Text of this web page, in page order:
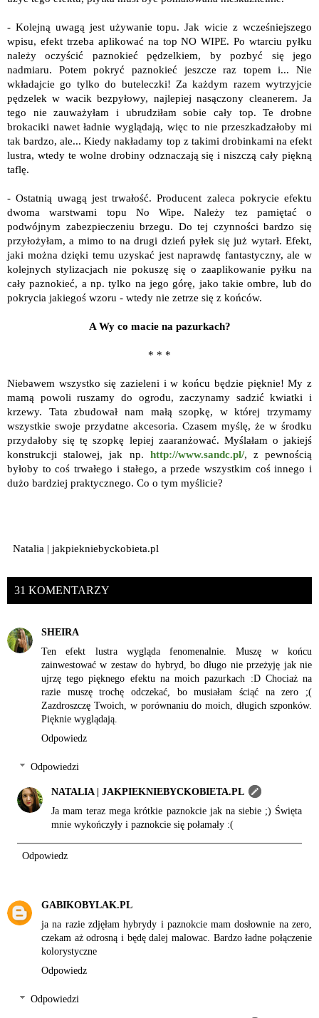
- Kolejną uwagą jest używanie topu. Jak wicie z wcześniejszego
wpisu, efekt trzeba aplikować na top NO WIPE. Po wtarciu pyłku
należy oczyścić paznokieć pędzelkiem, by pozbyć się jego
nadmiaru. Potem pokryć paznokieć jeszcze raz topem i... Nie
wkładajcie go tylko do buteleczki! Za każdym razem wytrzyjcie
pędzelek w wacik bezpyłowy, najlepiej nasączony cleanerem. Ja
tego nie zauważyłam i ubrudziłam sobie cały top. Te drobne
brokaciki nawet ładnie wyglądają, więc to nie przeszkadzałoby mi
tak bardzo, ale... Kiedy nakładamy top z takimi drobinkami na efekt
lustra, wtedy te wolne drobiny odznaczają się i niszczą cały piękną
taflę.
- Ostatnią uwagą jest trwałość. Producent zaleca pokrycie efektu
dwoma warstwami topu No Wipe. Należy tez pamiętać o
podwójnym zabezpieczeniu brzegu. Do tej czynności bardzo się
przyłożyłam, a mimo to na drugi dzień pyłek się już wytarł. Efekt,
jaki można dzięki temu uzyskać jest naprawdę fantastyczny, ale w
kolejnych stylizacjach nie pokuszę się o zaaplikowanie pyłku na
cały paznokieć, a np. tylko na jego górę, jako takie ombre, lub do
pokrycia jakiegoś wzoru - wtedy nie zetrze się z końców.
A Wy co macie na pazurkach?
* * *
Niebawem wszystko się zazieleni i w końcu będzie pięknie! My z
mamą powoli ruszamy do ogrodu, zaczynamy sadzić kwiatki i
krzewy. Tata zbudował nam małą szopkę, w której trzymamy
wszystkie swoje przydatne akcesoria. Czasem myślę, że w środku
przydałoby się tę szopkę lepiej zaaranżować. Myślałam o jakiejś
konstrukcji stalowej, jak np. http://www.sandc.pl/, z pewnością
byłoby to coś trwałego i stałego, a przede wszystkim coś innego i
dużo bardziej praktycznego. Co o tym myślicie?
Natalia | jakpiekniebyckobieta.pl
31 KOMENTARZY
SHEIRA
Ten efekt lustra wygląda fenomenalnie. Muszę w końcu
zainwestować w zestaw do hybryd, bo długo nie przeżyję jak nie
ujrzę tego pięknego efektu na moich pazurkach :D Chociaż na
razie muszę trochę odczekać, bo musiałam ściąć na zero ;(
Zazdroszczę Twoich, w porównaniu do moich, długich szponków.
Pięknie wyglądają.
Odpowiedz
Odpowiedzi
NATALIA | JAKPIEKNIEBYCKOBIETA.PL
Ja mam teraz mega krótkie paznokcie jak na siebie ;) Święta
mnie wykończyły i paznokcie się połamały :(
Odpowiedz
GABIKOBYLAK.PL
ja na razie zdjęłam hybrydy i paznokcie mam dosłownie na zero,
czekam aż odrosną i będę dalej malowac. Bardzo ładne połączenie
kolorystyczne
Odpowiedz
Odpowiedzi